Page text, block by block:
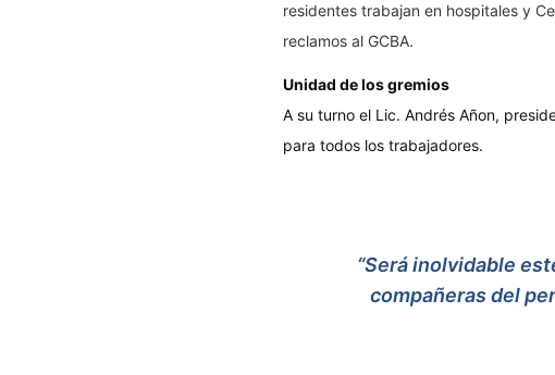
residentes trabajan en hospitales y
reclamos al GCBA.
Unidad de los gremios
A su turno el Lic. Andrés Añon,
para todos los trabajadores.
“Será inolvidable
compañeras del